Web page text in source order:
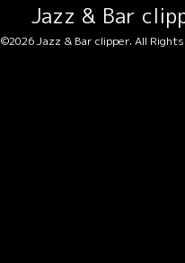
Jazz & Bar
©2026Jazz & Bar clipper. All